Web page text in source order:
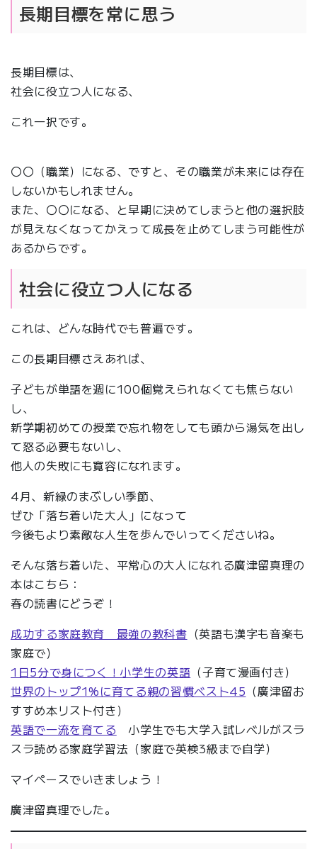
長期目標を常に思う
長期目標は、
社会に役立つ人になる、
これ一択です。
〇〇（職業）になる、ですと、その職業が未来には存在
しないかもしれません。
また、〇〇になる、と早期に決めてしまうと他の選択肢
が見えなくなってかえって成長を止めてしまう可能性が
あるからです。
社会に役立つ人になる
これは、どんな時代でも普遍です。
この長期目標さえあれば、
子どもが単語を週に100個覚えられなくても焦らない
し、
新学期初めての授業で忘れ物をしても頭から湯気を出し
て怒る必要もないし、
他人の失敗にも寛容になれます。
4月、新緑のまぶしい季節、
ぜひ「落ち着いた大人」になって
今後もより素敵な人生を歩んでいってくださいね。
そんな落ち着いた、平常心の大人になれる廣津留真理の
本はこちら：
春の読書にどうぞ！
成功する家庭教育 最強の教科書 （英語も漢字も音楽も
家庭で）
1日5分で身につく！小学生の英語 （子育て漫画付き）
世界のトップ1%に育てる親の習慣ベスト45 （廣津留お
すすめ本リスト付き）
英語で一流を育てる 小学生でも大学入試レベルがスラ
スラ読める家庭学習法（家庭で英検3級まで自学）
マイペースでいきましょう！
廣津留真理でした。